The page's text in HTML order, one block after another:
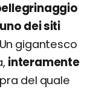
dei siti
gigantesco
interamente
del quale